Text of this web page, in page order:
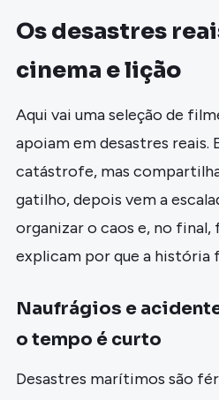
Os desastres
cinema e lição
Aqui vai uma seleção de
apoiam em desastres reais.
catástrofe, mas
gatilho, depois vem a
organizar o caos e, no final,
explicam por que a
Naufrágios e
o tempo é curto
Desastres marítimos são